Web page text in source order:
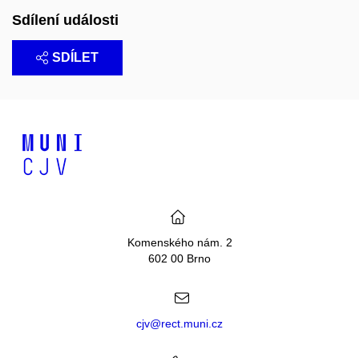
Sdílení události
SDÍLET
Komenského nám. 2
602 00 Brno
cjv@rect.muni.cz